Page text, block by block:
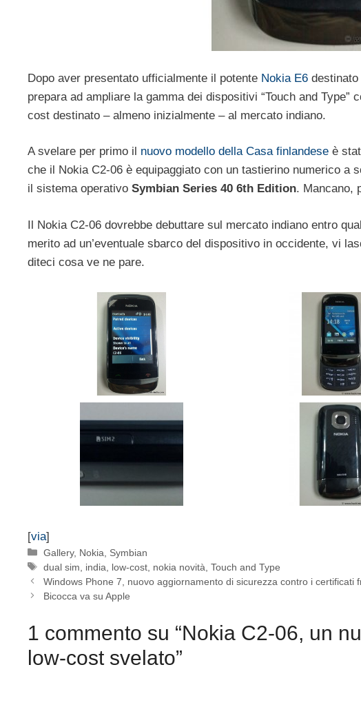
Dopo aver presentato ufficialmente il potente Nokia E6
prepara ad ampliare la gamma dei dispositivi “Touch and Type”
cost destinato – almeno inizialmente – al mercato indiano.
A svelare per primo il nuovo modello della Casa finlandese è
che il Nokia C2-06 è equipaggiato con un tastierino numerico a
il sistema operativo Symbian Series 40 6th Edition. Mancano,
Il Nokia C2-06 dovrebbe debuttare sul mercato indiano entro
merito ad un’eventuale sbarco del dispositivo in occidente, vi
diteci cosa ve ne pare.
[via]
Categorie
Gallery, Nokia
Symbian
Tag
dual sim india low-cost nokia novità ,Touch and Type
Windows Phone 7, nuovo aggiornamento di sicurezza contro i certificati
Bicocca va su Apple
1 commento su “Nokia C2-06, un
low-cost svelato”